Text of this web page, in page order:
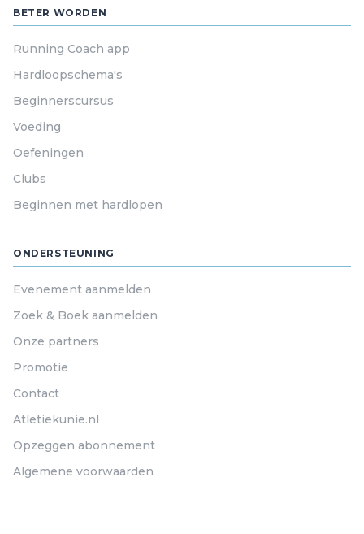
BETER WORDEN
Running Coach app
Hardloopschema's
Beginnerscursus
Voeding
Oefeningen
Clubs
Beginnen met hardlopen
ONDERSTEUNING
Evenement aanmelden
Zoek & Boek aanmelden
Onze partners
Promotie
Contact
Atletiekunie.nl
Opzeggen abonnement
Algemene voorwaarden